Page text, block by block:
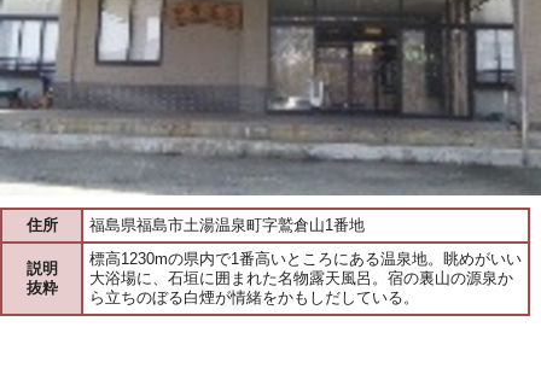
住所 福島県福島市土湯温泉町字鷲倉山1番地
説明
抜粋
標高1230mの県内で1番高いところにある温泉地。眺めがいい
大浴場に、石垣に囲まれた名物露天風呂。宿の裏山の源泉か
ら立ちのぼる白煙が情緒をかもしだしている。